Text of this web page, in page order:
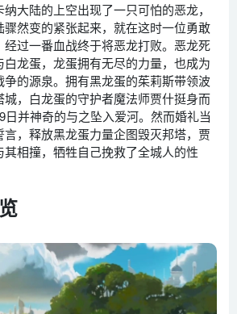
大陆的上空出现了一只可怕的恶龙，
骤然变的紧张起来，就在这时一位勇敢
经过一番血战终于将恶龙打败。恶龙死
龙蛋，龙蛋拥有无尽的力量，也成为
争的源泉。拥有黑龙蛋的茱莉斯带领波
，白龙蛋的守护者魔法师贾什挺身而
日并神奇的与之坠入爱河。然而婚礼当
言，释放黑龙蛋力量企图毁灭邦塔，贾
相撞，牺牲自己挽救了全城人的性